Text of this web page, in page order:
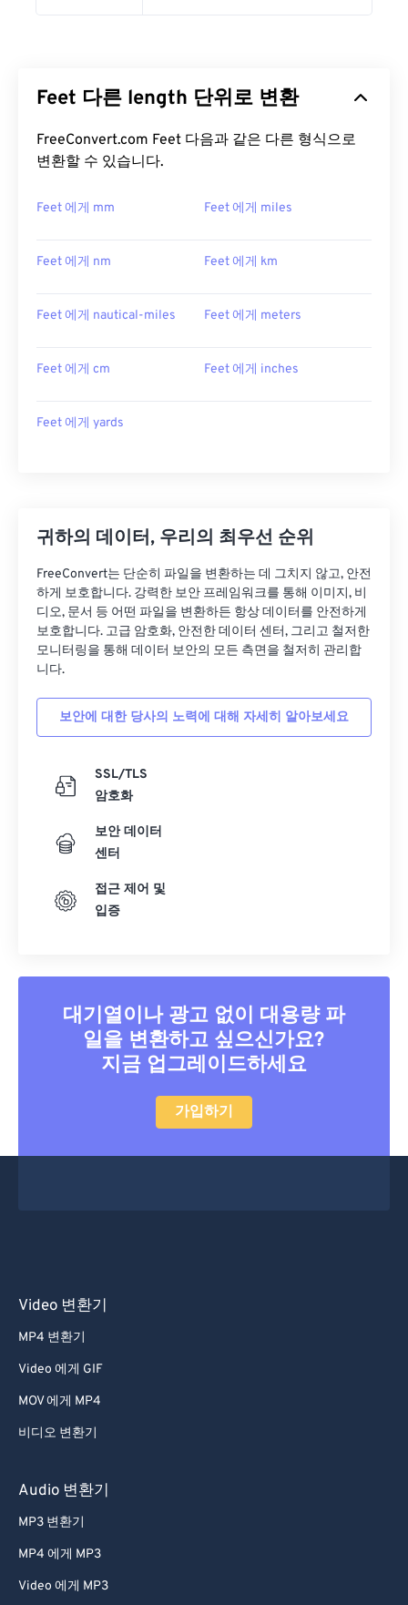
Feet 다른 length 단위로 변환
FreeConvert.com Feet 다음과 같은 다른 형식으로
변환할 수 있습니다.
Feet 에게 mm Feet 에게 miles
Feet 에게 nm Feet 에게 km
Feet 에게 nautical-miles Feet 에게 meters
Feet 에게 cm Feet 에게 inches
Feet 에게 yards
귀하의 데이터, 우리의 최우선 순위
FreeConvert는 단순히 파일을 변환하는 데 그치지 않고, 안전
하게 보호합니다. 강력한 보안 프레임워크를 통해 이미지, 비
디오, 문서 등 어떤 파일을 변환하든 항상 데이터를 안전하게
보호합니다. 고급 암호화, 안전한 데이터 센터, 그리고 철저한
모니터링을 통해 데이터 보안의 모든 측면을 철저히 관리합
니다.
보안에 대한 당사의 노력에 대해 자세히 알아보세요
SSL/TLS
암호화
보안 데이터
센터
접근 제어 및
입증
대기열이나 광고 없이 대용량 파
일을 변환하고 싶으신가요?
지금 업그레이드하세요
가입하기
Video 변환기
MP4 변환기
Video 에게 GIF
MOV 에게 MP4
비디오 변환기
Audio 변환기
MP3 변환기
MP4 에게 MP3
Video 에게 MP3